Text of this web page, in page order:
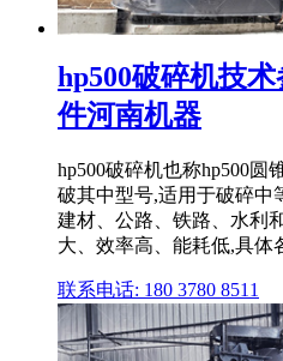
hp500破碎机技
件河南机器
hp500破碎机也称hp500圆
破其中型号,适用于破碎中
建材、公路、铁路、水利
大、效率高、能耗低,具体
联系电话: 180 3780 8511